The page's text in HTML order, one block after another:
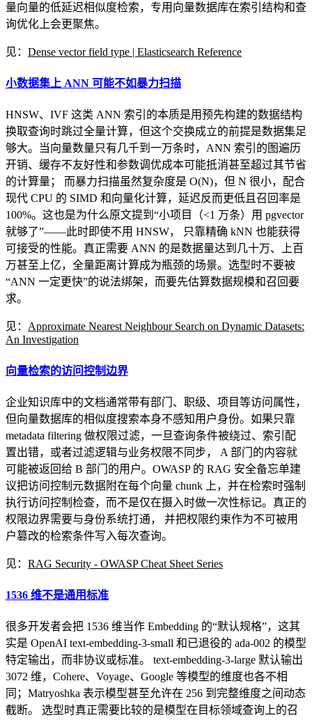
量向量的低延迟相似度检索，专用向量数据库在索引结构和查
询优化上会更聚焦。
见： Dense vector field type | Elasticsearch Reference
小数据集上 ANN 可能不如暴力扫描
HNSW、IVF 这类 ANN 索引的本质是用预先构建的数据结构
换取查询时跳过全量计算，但这个交换成立的前提是数据集足
够大。当向量数量只有几千到一万条时，ANN 索引的图遍历
开销、缓存不友好性和参数调优成本可能抵消甚至超过其节省
的计算量； 而暴力扫描虽然复杂度是 O(N)，但 N 很小，配合
现代 CPU 的 SIMD 和向量化计算，延迟反而更低且召回率是
100%。这也是为什么原文提到“小项目（<1 万条）用 pgvector
就够了”——此时即使不用 HNSW， 只靠精确 kNN 也能获得
可接受的性能。真正需要 ANN 的是数据量达到几十万、上百
万甚至上亿，全量距离计算成为瓶颈的场景。选型时不要被
“ANN 一定更快”的说法绑架，而要先估算数据规模和召回要
求。
见： Approximate Nearest Neighbour Search on Dynamic Datasets:
An Investigation
向量检索的访问控制边界
企业知识库中的文档通常带有部门、职级、项目等访问属性，
但向量数据库的相似度搜索本身不感知用户身份。如果只靠
metadata filtering 做权限过滤，一旦查询条件被绕过、索引配
置出错，或者过滤逻辑与业务权限不同步， A 部门的内容就
可能被返回给 B 部门的用户。OWASP 的 RAG 安全备忘单建
议把访问控制元数据附在每个向量 chunk 上，并在检索时强制
执行访问控制检查，而不是仅在摄入时做一次性标记。真正的
权限边界需要与身份系统打通， 并把权限约束作为不可被用
户篡改的检索条件写入每次查询。
见： RAG Security - OWASP Cheat Sheet Series
1536 维不是通用标准
很多开发者会把 1536 维当作 Embedding 的“默认规格”，这其
实是 OpenAI text-embedding-3-small 和已退役的 ada-002 的模型
特定输出，而非协议或标准。 text-embedding-3-large 默认输出
3072 维，Cohere、Voyage、Google 等模型的维度也各不相
同；Matryoshka 表示模型甚至允许在 256 到完整维度之间动态
截断。 选型时真正需要比较的是模型在目标领域查询上的召